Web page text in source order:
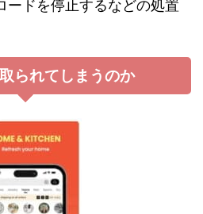
ードを停止するなどの処置
られてしまうのか